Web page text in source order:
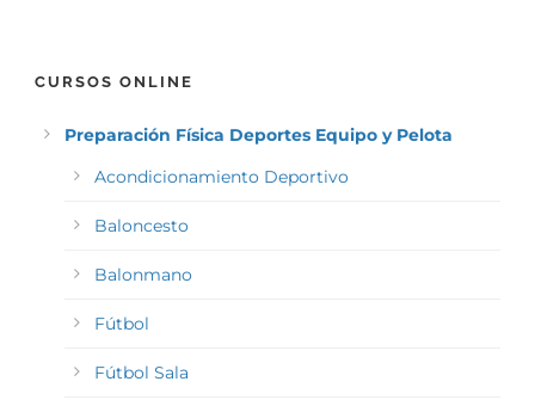
CURSOS ONLINE
Preparación Física Deportes Equipo y Pelota
Acondicionamiento Deportivo
Baloncesto
Balonmano
Fútbol
Fútbol Sala